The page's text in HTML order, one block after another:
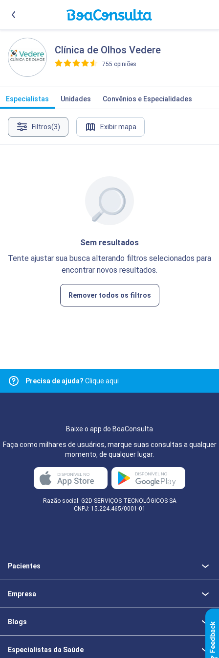
Clínica de Olhos Vedere
755 opiniões
Especialistas Unidades Convênios e Especialidades
Filtros(3) Exibir mapa
Sem resultados
Tente ajustar sua busca alterando filtros selecionados para
encontrar novos resultados.
Remover todos os filtros
Precisa de ajuda? Clique aqui
Baixe o app do BoaConsulta
Faça como milhares de usuários, marque suas consultas a qualquer
momento, de qualquer lugar.
Razão social: G2D SERVIÇOS TECNOLÓGICOS SA
CNPJ: 15.224.465/0001-01
Pacientes
Empresa
Blogs
Especialistas da Saúde k